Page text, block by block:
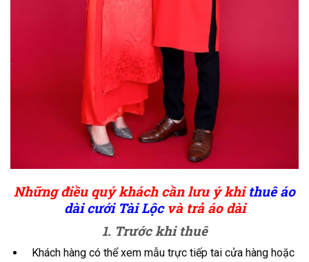
Những điều quý khách cần lưu ý khi thuê áo
dài cướiTài Lộcvà trả áo dài
1. Trước khi thuê
Khách hàng có thể xem mẫu trực tiếp tai cửa hàng hoặc